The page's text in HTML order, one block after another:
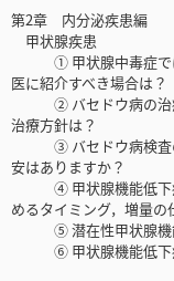
第2章 内分泌疾患編
甲状腺疾患
① 甲状腺中毒症では
医に紹介すべき場合は？
② バセドウ病の治療
治療方針は？
③ バセドウ病検査の
安はありますか？
④ 甲状腺機能低下症
めるタイミング，増量の
⑤ 潜在性甲状腺機能
⑥ 甲状腺機能低下症